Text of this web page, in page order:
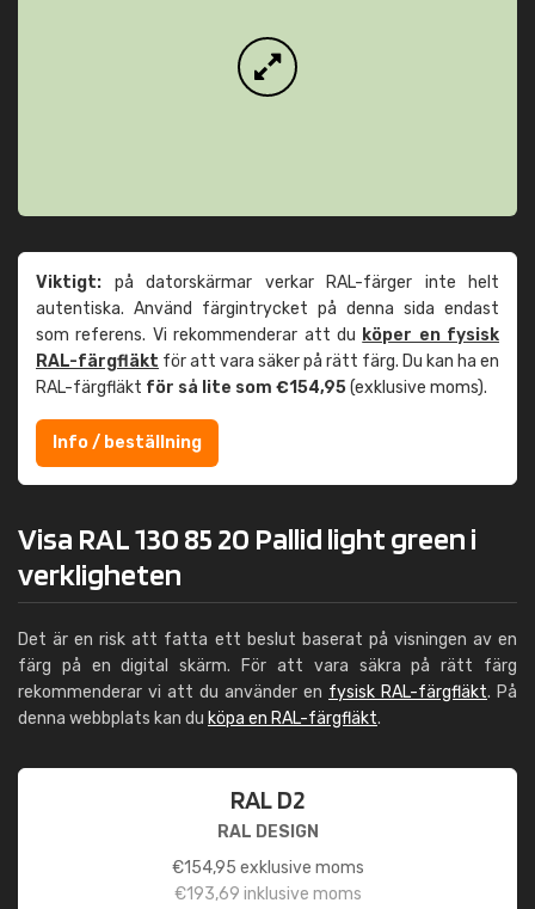
Viktigt: på datorskärmar verkar RAL-färger inte helt
autentiska. Använd färgintrycket på denna sida endast
som referens. Vi rekommenderar att du köper en fysisk
RAL-färgfläkt för att vara säker på rätt färg. Du kan ha en
RAL-färgfläkt för så lite som €154,95(exklusive moms).
Info / beställning
Visa RAL 130 85 20 Pallid light green i
verkligheten
Det är en risk att fatta ett beslut baserat på visningen av en
färg på en digital skärm. För att vara säkra på rätt färg
rekommenderar vi att du använder en fysisk RAL-färgfläkt. På
denna webbplats kan du köpa en RAL-färgfläkt.
RAL D2
RAL DESIGN
€154,95 exklusive moms
€193,69 inklusive moms